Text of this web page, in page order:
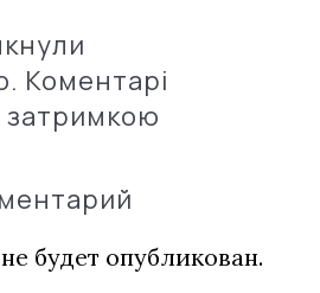
Коментарі
затримкою
будет опубликован.